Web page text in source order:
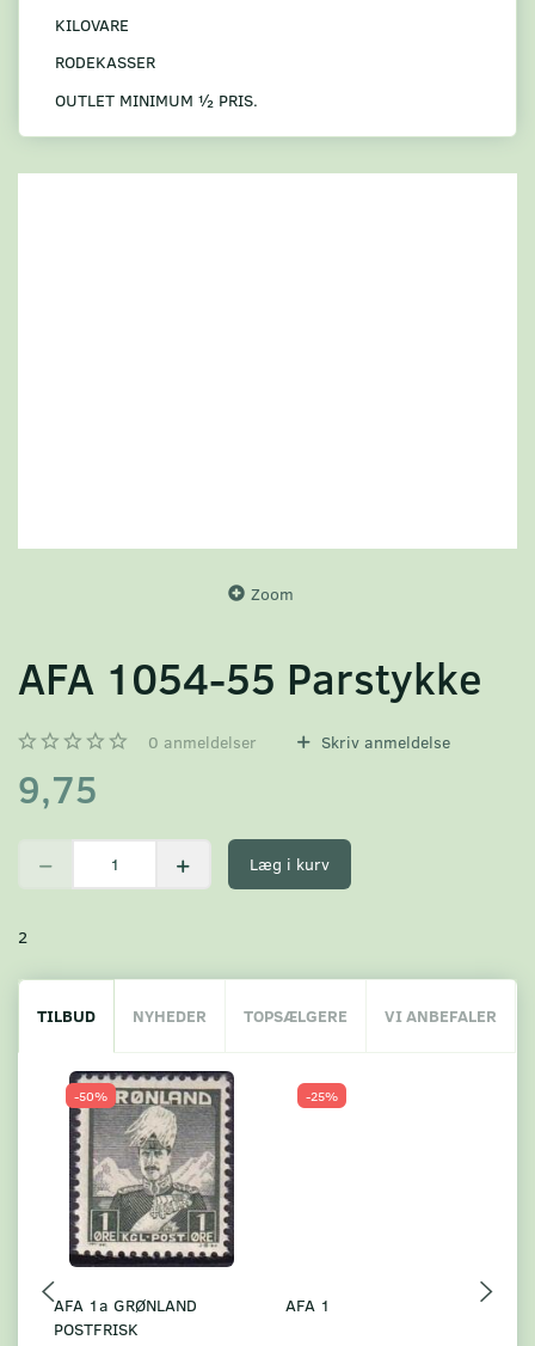
KILOVARE
RODEKASSER
OUTLET MINIMUM ½ PRIS.
Zoom
AFA 1054-55 Parstykke
0 anmeldelser Skriv anmeldelse
9,75
Læg i kurv
2
TILBUD NYHEDER TOPSÆLGERE VI ANBEFALER
-50%
AFA 1a GRØNLAND
POSTFRISK
-25%
AFA 1